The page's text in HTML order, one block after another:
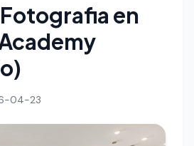
en
04-23